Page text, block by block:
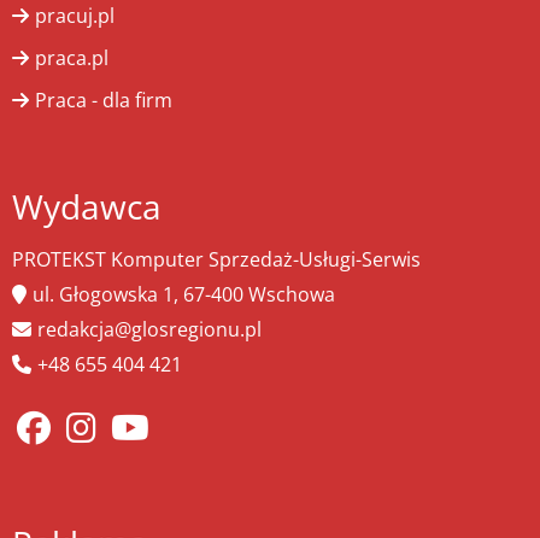
pracuj.pl
praca.pl
Praca - dla firm
Wydawca
PROTEKST Komputer Sprzedaż-Usługi-Serwis
ul. Głogowska 1, 67-400 Wschowa
redakcja@glosregionu.pl
+48 655 404 421